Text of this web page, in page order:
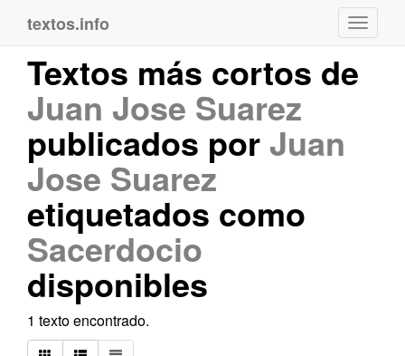
textos.info
Textos más cortos de
Juan Jose Suarez
publicados por Juan
Jose Suarez
etiquetados como
Sacerdocio
disponibles
1 texto encontrado.